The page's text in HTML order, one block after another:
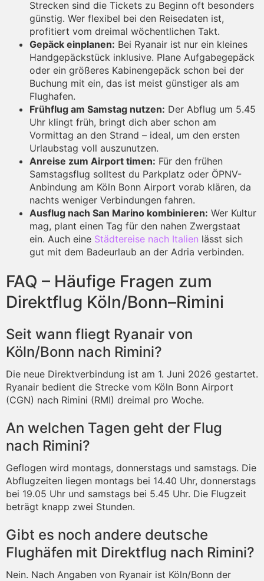
Strecken sind die Tickets zu Beginn oft besonders
günstig. Wer flexibel bei den Reisedaten ist,
profitiert vom dreimal wöchentlichen Takt.
Gepäck einplanen: Bei Ryanair ist nur ein kleines
Handgepäckstück inklusive. Plane Aufgabegepäck
oder ein größeres Kabinengepäck schon bei der
Buchung mit ein, das ist meist günstiger als am
Flughafen.
Frühflug am Samstag nutzen: Der Abflug um 5.45
Uhr klingt früh, bringt dich aber schon am
Vormittag an den Strand – ideal, um den ersten
Urlaubstag voll auszunutzen.
Anreise zum Airport timen: Für den frühen
Samstagsflug solltest du Parkplatz oder ÖPNV-
Anbindung am Köln Bonn Airport vorab klären, da
nachts weniger Verbindungen fahren.
Ausflug nach San Marino kombinieren: Wer Kultur
mag, plant einen Tag für den nahen Zwergstaat
ein. Auch eine Städtereise nach Italien lässt sich
gut mit dem Badeurlaub an der Adria verbinden.
FAQ – Häufige Fragen zum
Direktflug Köln/Bonn–Rimini
Seit wann fliegt Ryanair von
Köln/Bonn nach Rimini?
Die neue Direktverbindung ist am 1. Juni 2026 gestartet.
Ryanair bedient die Strecke vom Köln Bonn Airport
(CGN) nach Rimini (RMI) dreimal pro Woche.
An welchen Tagen geht der Flug
nach Rimini?
Geflogen wird montags, donnerstags und samstags. Die
Abflugzeiten liegen montags bei 14.40 Uhr, donnerstags
bei 19.05 Uhr und samstags bei 5.45 Uhr. Die Flugzeit
beträgt knapp zwei Stunden.
Gibt es noch andere deutsche
Flughäfen mit Direktflug nach Rimini?
Nein. Nach Angaben von Ryanair ist Köln/Bonn der